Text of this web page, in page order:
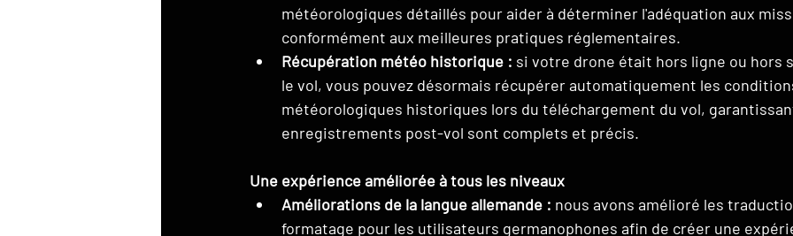
météorologiques détaillés pour aider à déterminer l'adéquation aux
conformément aux meilleures pratiques réglementaires.
Récupération météo historique : si votre drone était hors ligne ou hors
le vol, vous pouvez désormais récupérer automatiquement les
météorologiques historiques lors du téléchargement du vol,
enregistrements post-vol sont complets et précis.
Une expérience améliorée à tous les niveaux
Améliorations de la langue allemande : nous avons amélioré les
formatage pour les utilisateurs germanophones afin de créer une